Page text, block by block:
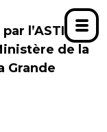
l’ASTI,
de la
Grande